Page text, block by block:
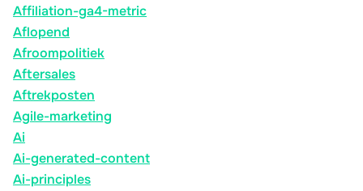
Affiliation-ga4-metric
Aflopend
Afroompolitiek
Aftersales
Aftrekposten
Agile-marketing
Ai
Ai-generated-content
Ai-principles